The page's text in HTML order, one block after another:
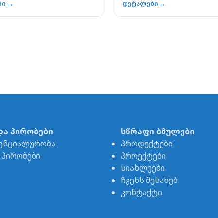
→ დეტალები →
პირობები
პირობები
სწრაფი ბმულები
პროდუქტები
პროექტები
სიახლეები
ჩვენს შესახებ
კონტაქტი